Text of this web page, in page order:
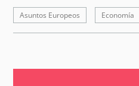
Asuntos Europeos Economía